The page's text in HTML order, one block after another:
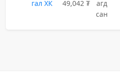
гал ХК
49,042 ₮
агд
сан